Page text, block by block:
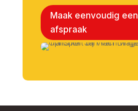
Maak eenvoudig een
afspraak